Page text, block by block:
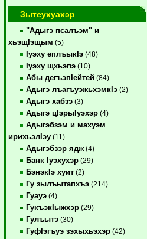
Зытеухуахэр
"Адыгэ псалъэм" и
хьэщIэщым (5)
Iуэху еплъыкIэ (48)
Iуэху щхьэпэ (10)
Абы дегъэпIейтей (84)
Адыгэ лъагъуэжьхэмкIэ (2)
Адыгэ хабзэ (3)
Адыгэ цIэрыIуэхэр (4)
Адыгэбзэм и махуэм
ирихьэлIэу (11)
Адыгэбзэр ядж (4)
Банк Iуэхухэр (29)
БэнэкIэ хуит (2)
Гу зылъытапхъэ (214)
Гуауэ (4)
ГукъэкIыжхэр (29)
Гулъытэ (30)
ГуфIэгъуэ зэхыхьэхэр (42)